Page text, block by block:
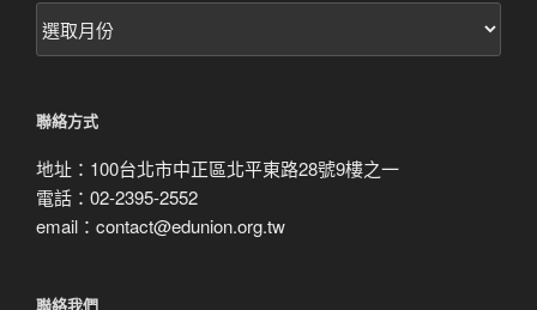
按
月
聯絡方式
地址：100台北市中正區北平東路28號9樓之一
電話：02-2395-2552
email：contact@edunion.org.tw
聯絡我們